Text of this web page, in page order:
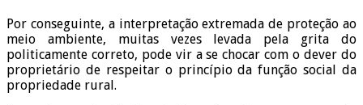
Por conseguinte, a interpretação extremada de proteção ao
meio ambiente, muitas vezes levada pela grita do
politicamente correto, pode vir a se chocar com o dever do
proprietário de respeitar o princípio da função social da
propriedade rural.